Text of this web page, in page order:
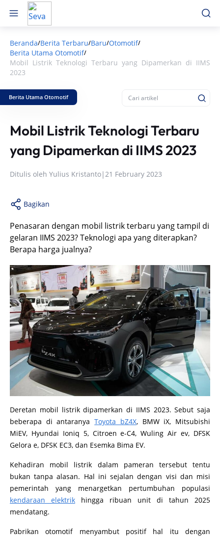
Beranda/Berita Terbaru/Baru/Otomotif/
Berita Utama Otomotif/
Mobil Listrik Teknologi Terbaru yang Dipamerkan di IIMS
2023
Berita Utama Otomotif
Mobil Listrik Teknologi Terbaru
yang Dipamerkan di IIMS 2023
Ditulis oleh Yulius Kristanto|21 February 2023
Bagikan
Penasaran dengan mobil listrik terbaru yang tampil di
gelaran IIMS 2023? Teknologi apa yang diterapkan?
Berapa harga jualnya?
Deretan mobil listrik dipamerkan di IIMS 2023. Sebut saja
beberapa di antaranyaToyota bZ4X, BMW iX, Mitsubishi
MiEV, Hyundai Ioniq 5, Citroen e-C4, Wuling Air ev, DFSK
Gelora e, DFSK EC3, dan Esemka Bima EV.
Kehadiran mobil listrik dalam pameran tersebut tentu
bukan tanpa alasan. Hal ini sejalan dengan visi dan misi
pemerintah yang menargetkan pertumbuhan populasi
kendaraan elektrik hingga ribuan unit di tahun 2025
mendatang.
Pabrikan otomotif menyambut positif hal itu dengan